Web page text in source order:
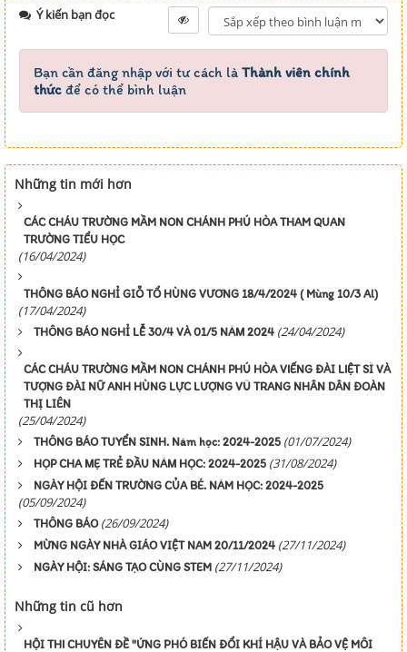
Ý kiến bạn đọc
Bạn cần đăng nhập với tư cách là Thành viên chính
thức để có thể bình luận
Những tin mới hơn
CÁC CHÁU TRƯỜNG MẦM NON CHÁNH PHÚ HÒA THAM QUAN
TRƯỜNG TIỂU HỌC
(16/04/2024)
THÔNG BÁO NGHỈ GIỖ TỔ HÙNG VƯƠNG 18/4/2024 ( Mùng 10/3 Al)
(17/04/2024)
THÔNG BÁO NGHỈ LỄ 30/4 VÀ 01/5 NĂM 2024 (24/04/2024)
CÁC CHÁU TRƯỜNG MẦM NON CHÁNH PHÚ HÒA VIẾNG ĐÀI LIỆT SĨ VÀ
TƯỢNG ĐÀI NỮ ANH HÙNG LỰC LƯỢNG VŨ TRANG NHÂN DÂN ĐOÀN
THỊ LIÊN
(25/04/2024)
THÔNG BÁO TUYỂN SINH. Năm học: 2024-2025 (01/07/2024)
HỌP CHA MẸ TRẺ ĐẦU NĂM HỌC: 2024-2025 (31/08/2024)
NGÀY HỘI ĐẾN TRƯỜNG CỦA BÉ. NĂM HỌC: 2024-2025
(05/09/2024)
THÔNG BÁO (26/09/2024)
MỪNG NGÀY NHÀ GIÁO VIỆT NAM 20/11/2024 (27/11/2024)
NGÀY HỘI: SÁNG TẠO CÙNG STEM (27/11/2024)
Những tin cũ hơn
HỘI THI CHUYÊN ĐỀ "ỨNG PHÓ BIẾN ĐỔI KHÍ HẬU VÀ BẢO VỆ MÔI